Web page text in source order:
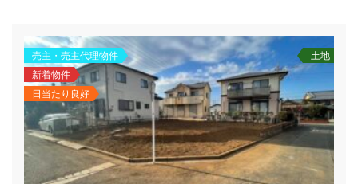
売主・売主代理物件
新着物件
日当たり良好
土地